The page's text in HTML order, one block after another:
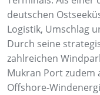
deutschen
Logistik, Umschlag
Durch seine
zahlreichen
Mukran Port zudem
Offshore-